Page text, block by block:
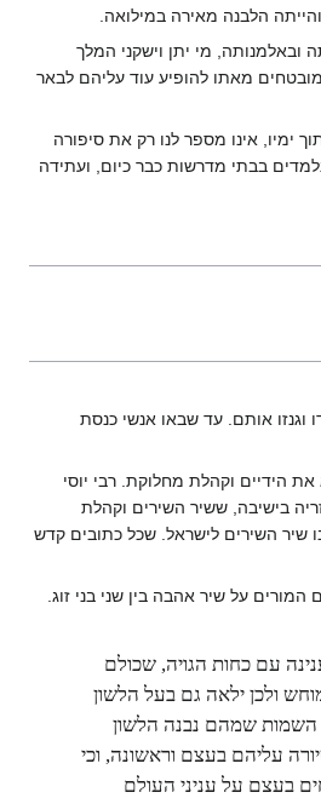
הלבנה מאירה במילואה.
מי יתן וישקני המלך
מאתו להופיע עוד עליהם לבאר
ימיו, אינו מספר לנו רק את סיפורה
בבתי מדרשות כבר כיום, ועתידה
וגנזו אותם. עד שבאו אנשי כנסת
הידיים וקהלת מחלוקת. רבי יוסי
בישיבה, ששיר השירים וקהלת
שיר השירים לישראל. שכל כתובים קדש
על שיר אהבה בין שני בני זוג.
עם כחות הגויה, שכולם
ולכן ילאה גם בעל הלשון
השמות שמהם נבנה הלשון
עליהם בעצם וראשונה, וכי
בעצם על עניני העולם